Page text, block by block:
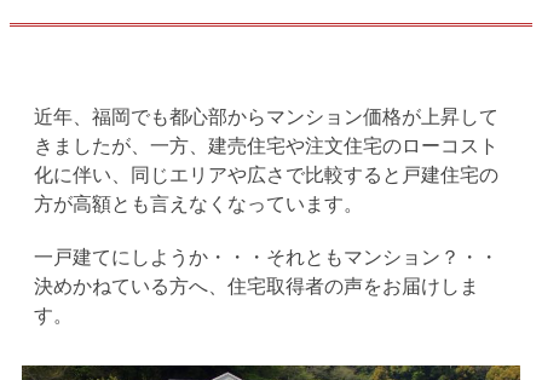
近年、福岡でも都心部からマンション価格が上昇して
きましたが、一方、建売住宅や注文住宅のローコスト
化に伴い、同じエリアや広さで比較すると戸建住宅の
方が高額とも言えなくなっています。
一戸建てにしようか・・・それともマンション？・・
決めかねている方へ、住宅取得者の声をお届けしま
す。